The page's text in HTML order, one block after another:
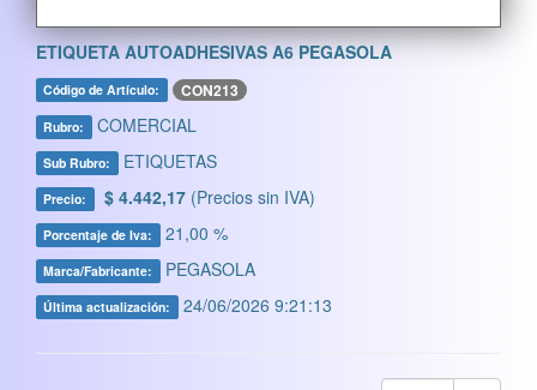
ETIQUETA AUTOADHESIVAS A6 PEGASOLA
Código de Artículo: CON213
Rubro: COMERCIAL
Sub Rubro: ETIQUETAS
Precio: $ 4.442,17 (Precios sin IVA)
Porcentaje de Iva: 21,00 %
Marca/Fabricante: PEGASOLA
Última actualización: 24/06/2026 9:21:13